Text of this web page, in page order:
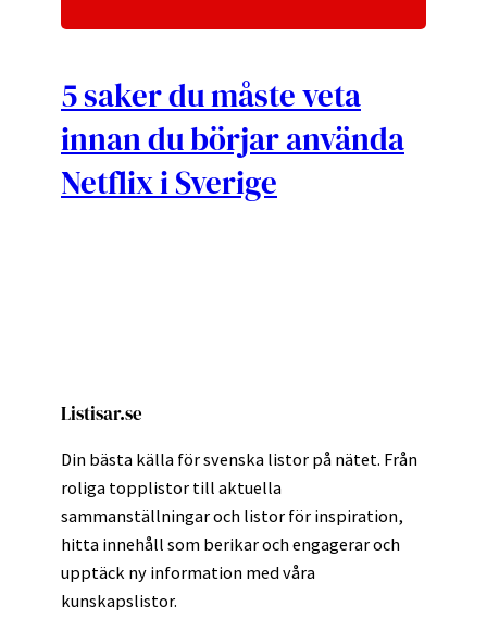
5 saker du måste veta
innan du börjar använda
Netflix i Sverige
Listisar.se
Din bästa källa för svenska listor på nätet. Från
roliga topplistor till aktuella
sammanställningar och listor för inspiration,
hitta innehåll som berikar och engagerar och
upptäck ny information med våra
kunskapslistor.